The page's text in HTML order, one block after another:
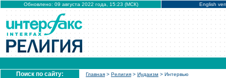
Обновлено: 09 августа 2022 года, 15:23 (МСК) English
Поиск по сайту: Главная > Религия > Иудаизм > Интервью